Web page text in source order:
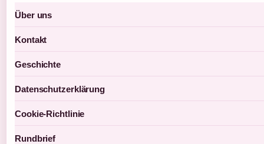
Über uns
Kontakt
Geschichte
Datenschutzerklärung
Cookie-Richtlinie
Rundbrief